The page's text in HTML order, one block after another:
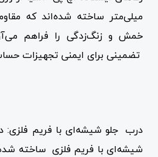
میلی‌متر ساخته شده‌اند که
خمش و زنگ‌زدگی را فراهم
تضمینی برای ایمنی تجهیزات
درب جلو شیشه‌ای با فریم
شیشه‌ای با فریم فلزی ساخته